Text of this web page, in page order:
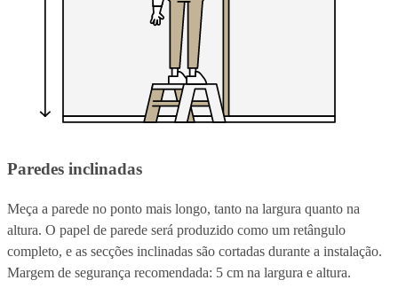
Paredes inclinadas
Meça a parede no ponto mais longo, tanto na largura quanto na
altura. O papel de parede será produzido como um retângulo
completo, e as secções inclinadas são cortadas durante a instalação.
Margem de segurança recomendada: 5 cm na largura e altura.